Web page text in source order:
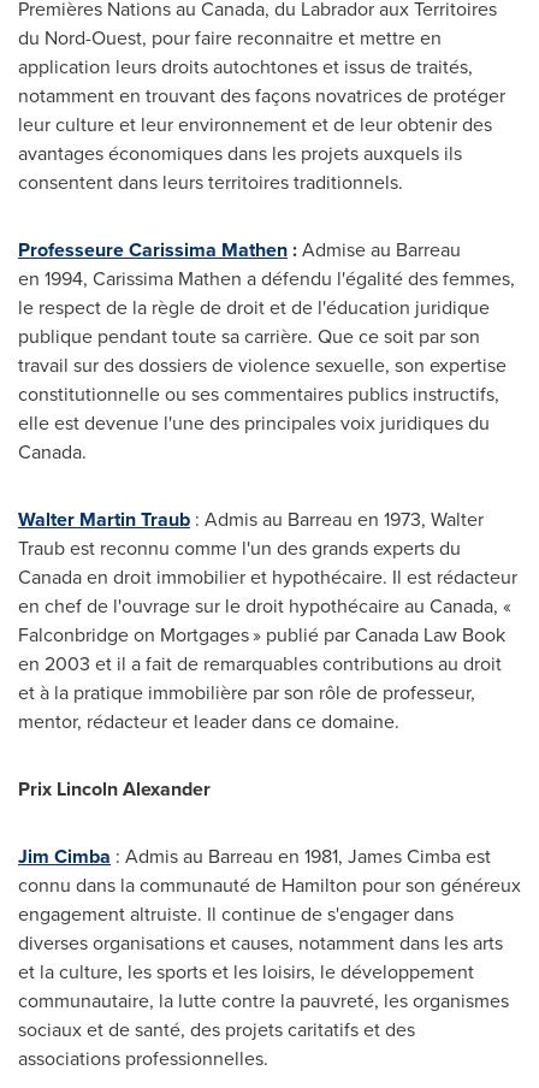
Premières Nations au Canada, du Labradoraux Territoires
du Nord-Ouest, pour faire reconnaitre et mettre en
application leurs droits autochtones et issus de traités,
notamment en trouvant des façons novatrices de protéger
leur culture et leur environnement et de leur obtenir des
avantages économiques dans les projets auxquels ils
consentent dans leurs territoires traditionnels.
Professeure Carissima Mathen:Admise au Barreau
en 1994, Carissima Mathen a défendu l'égalité des femmes,
le respect de la règle de droit et de l'éducation juridique
publique pendant toute sa carrière. Que ce soit par son
travail sur des dossiers de violence sexuelle, son expertise
constitutionnelle ou ses commentaires publics instructifs,
elle est devenue l'une des principales voix juridiques du
Canada.
Walter Martin Traub : Admis au Barreau en 1973, Walter
Traubest reconnu comme l'un des grands experts du
Canadaen droit immobilier et hypothécaire. Il est rédacteur
en chef de l'ouvrage sur le droit hypothécaire au Canada, «
Falconbridge on Mortgages » publié par Canada Law Book
en 2003 et il a fait de remarquables contributions au droit
et à la pratique immobilière par son rôle de professeur,
mentor, rédacteur et leader dans ce domaine.
Prix Lincoln Alexander
Jim Cimba : Admis au Barreau en 1981, James Cimbaest
connu dans la communauté de Hamilton pour son généreux
engagement altruiste. Il continue de s'engager dans
diverses organisations et causes, notamment dans les arts
et la culture, les sports et les loisirs, le développement
communautaire, la lutte contre la pauvreté, les organismes
sociaux et de santé, des projets caritatifs et des
associations professionnelles.